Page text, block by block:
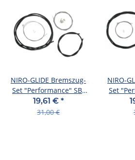
NIRO-GLIDE Bremszug-
Set "Performance" SB-
verpackt, bestehend
aus:
19,61 € *
31,00 €
NIRO-
Set